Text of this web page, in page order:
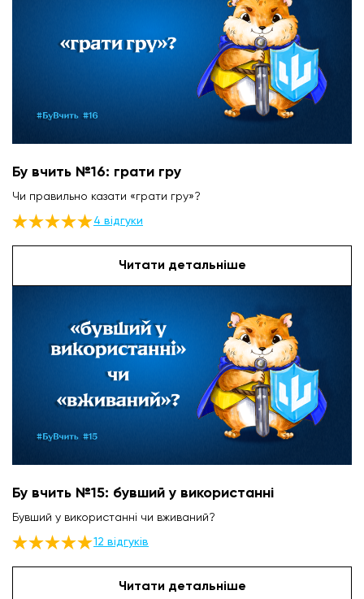
Бу вчить №16: грати гру
Чи правильно казати «грати гру»?
4 відгуки
Читати детальніше
Бу вчить №15: бувший у використанні
Бувший у використанні чи вживаний?
12 відгуків
Читати детальніше